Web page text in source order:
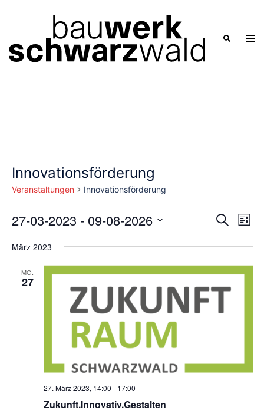
Suche
Innovationsförderung
Veranstaltungen Innovationsförderung
Veranstaltungen
und
SUCHELISTE
27-03-2023 - 09-08-2026
wählen.
März 2023
MO.
27
Zukunft.Innovativ.Gestalten
27. März 2023, 14:00 - 17:00